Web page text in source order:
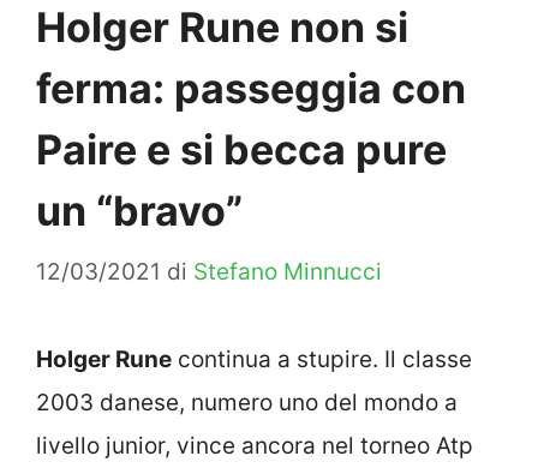
Holger Rune non si
ferma: passeggia con
Paire e si becca pure
un “bravo”
12/03/2021 di Stefano Minnucci
Holger Rune continua a stupire. Il classe
2003 danese, numero uno del mondo a
livello junior, vince ancora nel torneo Atp